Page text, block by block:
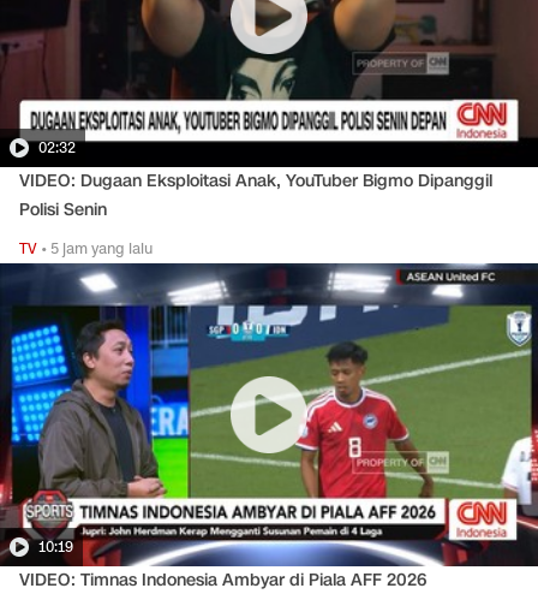
02:32
VIDEO: Dugaan Eksploitasi Anak, YouTuber Bigmo Dipanggil
Polisi Senin
TV • 5 jam yang lalu
10:19
VIDEO: Timnas Indonesia Ambyar di Piala AFF 2026